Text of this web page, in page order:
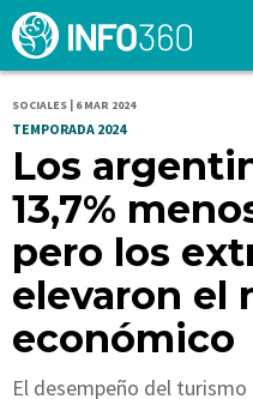
SOCIALES | 6 MAR 2024
TEMPORADA 2024
Los
13,7%
pero los
elevaron el
económico
El desempeño del